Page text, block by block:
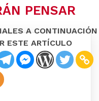
PENSAR
A CONTINUACIÓN
ESTE ARTÍCULO